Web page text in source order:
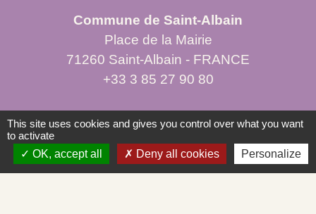
Commune de Saint-Albain
Place de la Mairie
71260 Saint-Albain - FRANCE
+33 3 85 27 90 80
Courriel
This site uses cookies and gives you control over what you want
to activate
OK, accept all
Deny all cookies Personalize